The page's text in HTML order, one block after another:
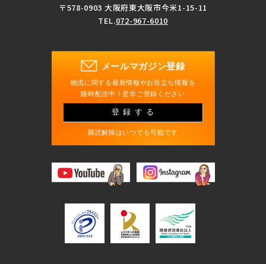
〒578-0903 大阪府東大阪市今米1-15-11
TEL.072-967-6010
メールマガジン登録
物流に関する最新情報やお役立ち情報を
随時配信中！是非ご登録ください
登録する
購読解除はいつでも可能です